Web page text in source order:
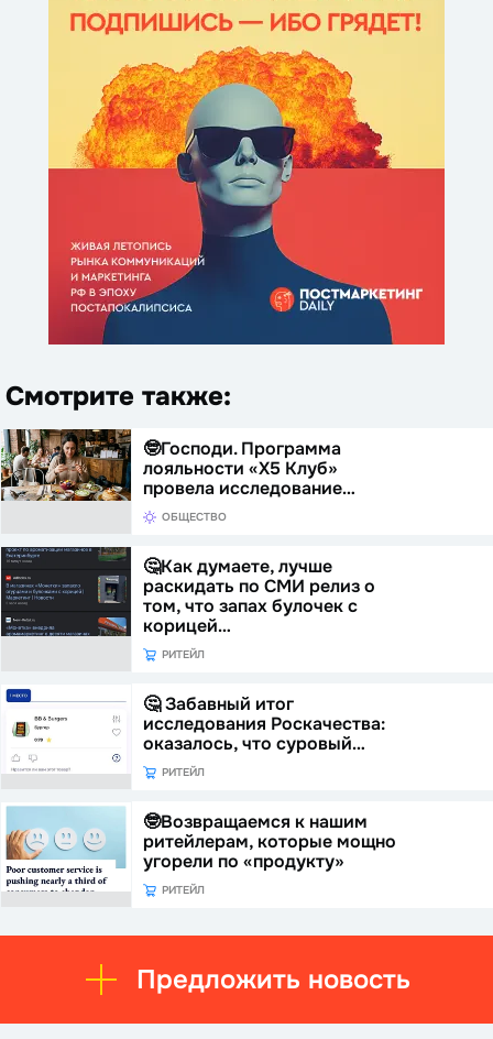
Смотрите также:
🤓Господи. Программа
лояльности «Х5 Клуб»
провела исследование…
ОБЩЕСТВО
🤔Как думаете, лучше
раскидать по СМИ релиз о
том, что запах булочек с
корицей…
РИТЕЙЛ
🤔 Забавный итог
исследования Роскачества:
оказалось, что суровый…
РИТЕЙЛ
🤓Возвращаемся к нашим
ритейлерам, которые мощно
угорели по «продукту»
РИТЕЙЛ
Предложить новость